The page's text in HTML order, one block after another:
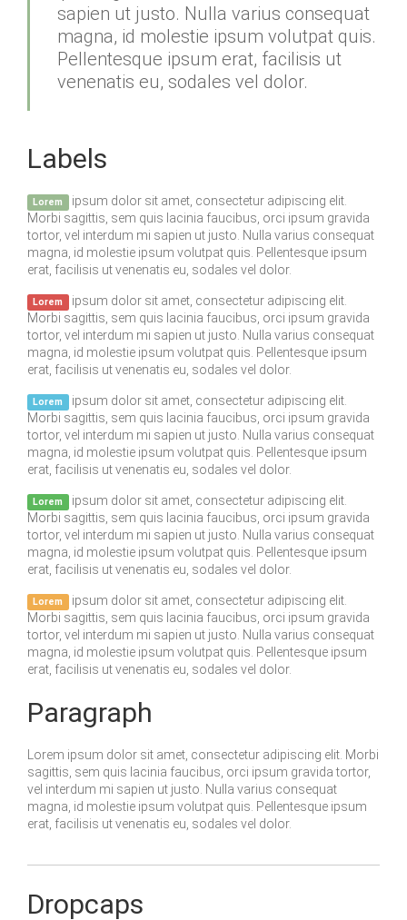
sapien ut justo. Nulla varius consequat
magna, id molestie ipsum volutpat quis.
Pellentesque ipsum erat, facilisis ut
venenatis eu, sodales vel dolor.
Labels
Lorem ipsum dolor sit amet, consectetur adipiscing elit.
Morbi sagittis, sem quis lacinia faucibus, orci ipsum gravida
tortor, vel interdum mi sapien ut justo. Nulla varius consequat
magna, id molestie ipsum volutpat quis. Pellentesque ipsum
erat, facilisis ut venenatis eu, sodales vel dolor.
Lorem ipsum dolor sit amet, consectetur adipiscing elit.
Morbi sagittis, sem quis lacinia faucibus, orci ipsum gravida
tortor, vel interdum mi sapien ut justo. Nulla varius consequat
magna, id molestie ipsum volutpat quis. Pellentesque ipsum
erat, facilisis ut venenatis eu, sodales vel dolor.
Lorem ipsum dolor sit amet, consectetur adipiscing elit.
Morbi sagittis, sem quis lacinia faucibus, orci ipsum gravida
tortor, vel interdum mi sapien ut justo. Nulla varius consequat
magna, id molestie ipsum volutpat quis. Pellentesque ipsum
erat, facilisis ut venenatis eu, sodales vel dolor.
Lorem ipsum dolor sit amet, consectetur adipiscing elit.
Morbi sagittis, sem quis lacinia faucibus, orci ipsum gravida
tortor, vel interdum mi sapien ut justo. Nulla varius consequat
magna, id molestie ipsum volutpat quis. Pellentesque ipsum
erat, facilisis ut venenatis eu, sodales vel dolor.
Lorem ipsum dolor sit amet, consectetur adipiscing elit.
Morbi sagittis, sem quis lacinia faucibus, orci ipsum gravida
tortor, vel interdum mi sapien ut justo. Nulla varius consequat
magna, id molestie ipsum volutpat quis. Pellentesque ipsum
erat, facilisis ut venenatis eu, sodales vel dolor.
Paragraph
Lorem ipsum dolor sit amet, consectetur adipiscing elit. Morbi
sagittis, sem quis lacinia faucibus, orci ipsum gravida tortor,
vel interdum mi sapien ut justo. Nulla varius consequat
magna, id molestie ipsum volutpat quis. Pellentesque ipsum
erat, facilisis ut venenatis eu, sodales vel dolor.
Dropcaps